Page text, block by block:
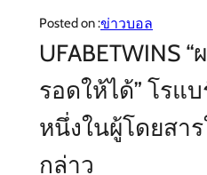
Posted on :ข่าวบอล
UFABETWINS
รอดให้ได้” โรแ
หนึ่งในผู้โดยสาร
กล่าว